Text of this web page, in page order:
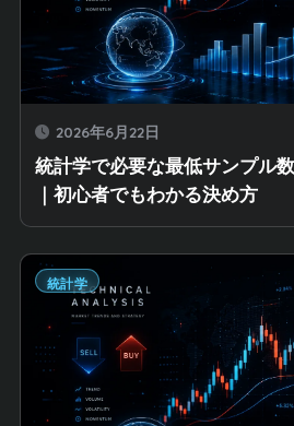
2026年6月22日
統計学で必要な最低サンプル
｜初心者でもわかる決め方
統計学